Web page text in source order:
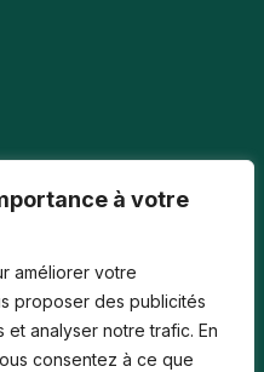
à votre
améliorer votre
proposer des publicités
analyser notre trafic. En
consentez à ce que
rangs et…
aux nouvelles cyberfraudes
comment…
Guide…